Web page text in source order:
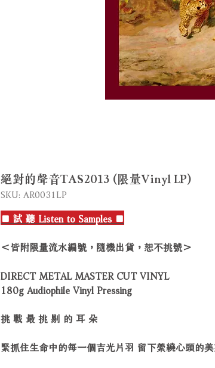
絕對的聲音TAS2013 (限量Vinyl LP)
SKU: AR0031LP
■ 試 聽 Listen to Samples ■
＜皆附限量流水編號，隨機出貨，恕不挑號＞
DIRECT METAL MASTER CUT VINYL
180g Audiophile Vinyl Pressing
挑 戰 最 挑 剔 的 耳 朵
緊抓住生命中的每一個吉光片羽 留下縈繞心頭的